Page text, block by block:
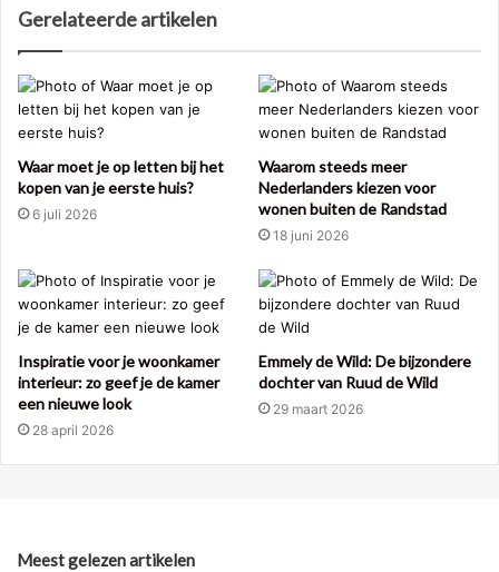
Gerelateerde artikelen
Waar moet je op letten bij het
kopen van je eerste huis?
6 juli 2026
Waarom steeds meer
Nederlanders kiezen voor
wonen buiten de Randstad
18 juni 2026
Inspiratie voor je woonkamer
interieur: zo geef je de kamer
een nieuwe look
28 april 2026
Emmely de Wild: De bijzondere
dochter van Ruud de Wild
29 maart 2026
Meest gelezen artikelen